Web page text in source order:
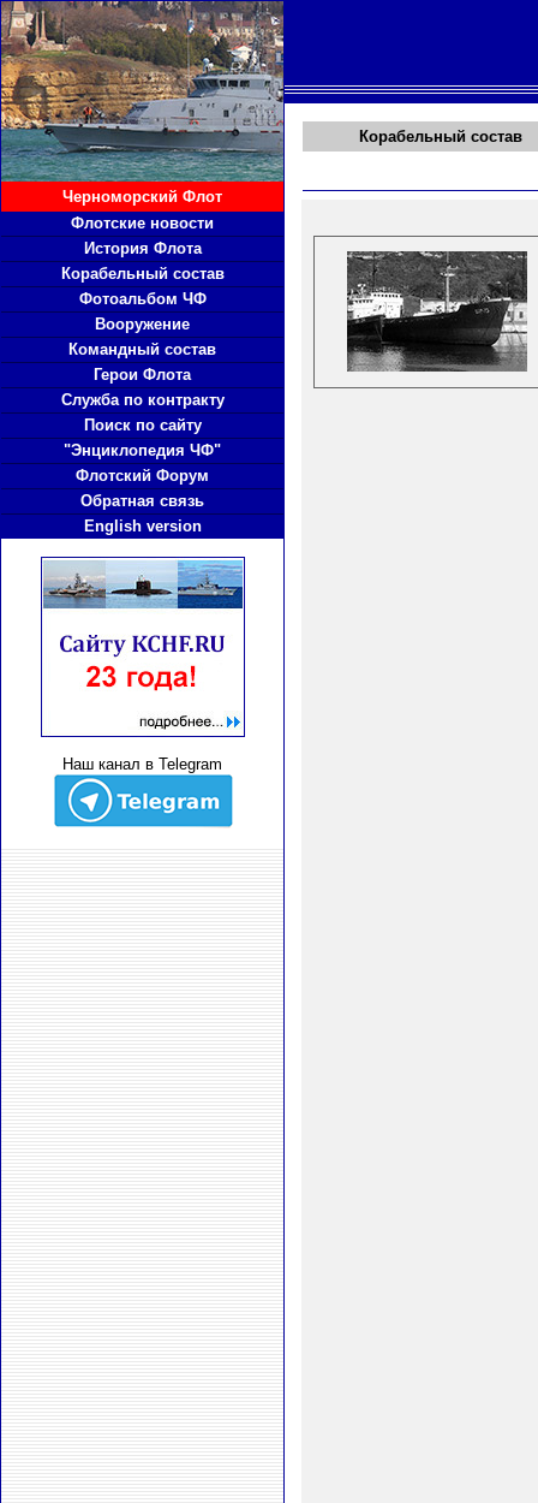
Черноморский Флот
Флотские новости
История Флота
Корабельный состав
Фотоальбом ЧФ
Вооружение
Командный состав
Герои Флота
Служба по контракту
Поиск по сайту
"Энциклопедия ЧФ"
Флотский Форум
Обратная связь
English version
Наш канал в Telegram
Корабельный состав